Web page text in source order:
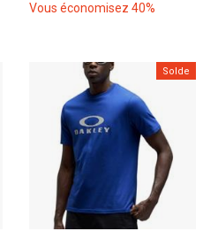
Vous économisez 40%
Solde